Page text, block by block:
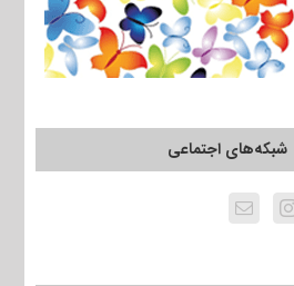
شبکه‌های اجتماعی